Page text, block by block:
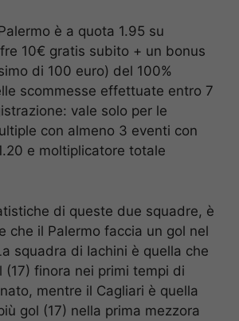
è a quota 1.95 su
10€ gratis subito + un bonus
di 100 euro) del 100%
scommesse effettuate entro 7
vale solo per le
con almeno 3 eventi con
e moltiplicatore totale
di queste due squadre, è
che il Palermo faccia un gol nel
squadra di Iachini è quella che
(17) finora nei primi tempi di
mentre il Cagliari è quella
gol (17) nella prima mezzora